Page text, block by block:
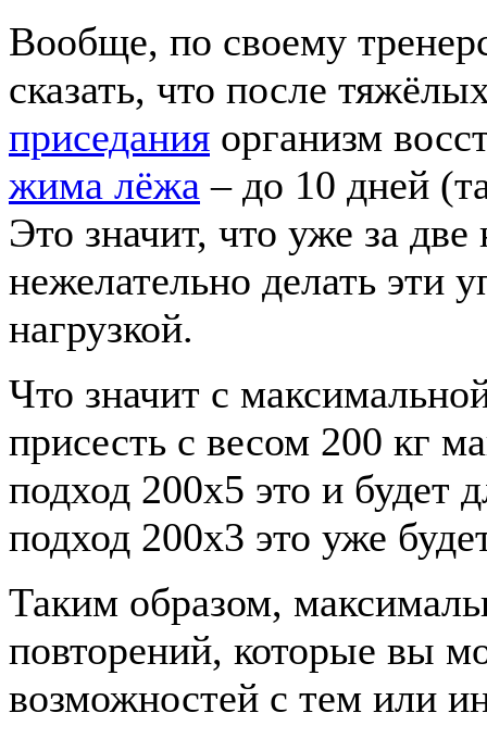
Вообще, по своему
сказать, что после
приседания организм
жима лёжа – до 10 дней
Это значит, что уже за
нежелательно делать эти
нагрузкой.
Что значит с
присесть с весом 200 кг
подход 200х5 это и будет
подход 200х3 это уже
Таким образом,
повторений, которые вы
возможностей с тем или